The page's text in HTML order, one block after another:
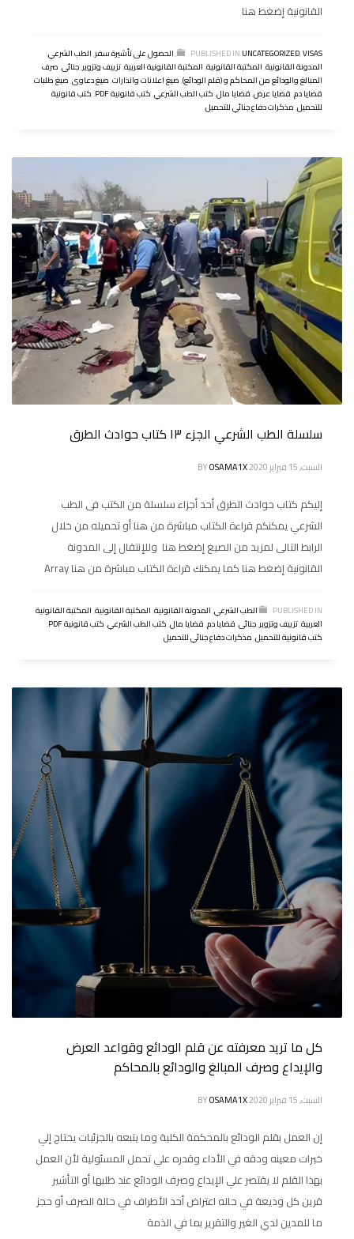
القانونية إضغط هنا
PUBLISHED IN UNCATEGORIZED,VISAS
,الحصول على تأشيرة سفر,الطب الشرعي,
المدونة القانونية,المكتبة القانونية,المكتبة القانونية العربية,تزييف وتزوير,جنائى,صرف
المبالغ والودائع من المحاكم و (قلم الودائع),صيغ اعلانات وانذارات,صيغ دعاوى,صيغ طلبات,
قضايا دم,قضايا عرض,قضايا مال,كتب الطب الشرعي,كتب قانونية PDF ,كتب قانونية
للتحميل,مذكرات دفاع جنائي للتحميل
سلسلة الطب الشرعي الجزء ١٣ كتاب حوادث الطرق
السبت, 15 فبراير 2020 BYOSAMA1X
إليكم كتاب حوادث الطرق أحد أجزاء سلسلة من الكتب فى الطب
الشرعي يمكنكم قراءة الكتاب مباشرة من هنا أو تحميله من خلال
الرابط التالى لمزيد من الصيغ إضغط هنا وللإنتقال إلى المدونة
القانونية إضغط هنا كما يمكنك قراءة الكتاب مباشرة من هنا Array
PUBLISHED IN الطب الشرعي,المدونة القانونية,المكتبة القانونية,المكتبة القانونية
العربية,تزييف وتزوير,جنائى,قضايا دم,قضايا مال,كتب الطب الشرعي,كتب قانونية PDF
,
كتب قانونية للتحميل,مذكرات دفاع جنائي للتحميل
كل ما تريد معرفته عن قلم الودائع وقواعد العرض
والإيداع وصرف المبالغ والودائع بالمحاكم
السبت, 15 فبراير 2020 BYOSAMA1X
إن العمل بقلم الودائع بالمحكمة الكلية وما يتبعه بالجزئيات يحتاج إلي
خبرات معينه ودقه في الأداء وقدره علي تحمل المسئولية لأن العمل
بهذا القلم لا يقتصر علي الإيداع وصرف الودائع عند طلبها أو التأشير
قرين كل وديعة في حاله اعتراض أحد الأطراف في حالة الصرف أو حجز
ما للمدين لدي الغير والتقرير بما في الذمة